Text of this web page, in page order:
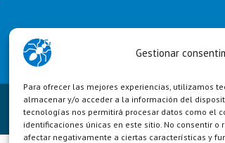
Gestionar
Para ofrecer las mejores experiencias, utilizamos
almacenar y/o acceder a la información del
tecnologías nos permitirá procesar datos como el
identificaciones únicas en este sitio. No consentir o
afectar negativamente a ciertas características y